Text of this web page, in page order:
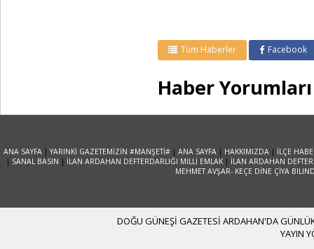
Tüm Haberler Facebook
Haber Yorumları
ANA SAYFA |YARINKİ GAZETEMİZİN #MANŞETİ# |ANA SAYFA | HAKKIMIZDA | İLÇE
| SANAL BASIN | İLAN ARDAHAN DEFTERDARLIĞI MİLLİ EMLAK | İLAN ARDAHAN
MEHMET AVŞAR- KEÇE DİNE ÇİYA
DOĞU GÜNEŞİ GAZETESİ ARDAHAN'DA
YAYIN